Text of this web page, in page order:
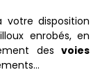
votre disposition
enrobés, en
des voies